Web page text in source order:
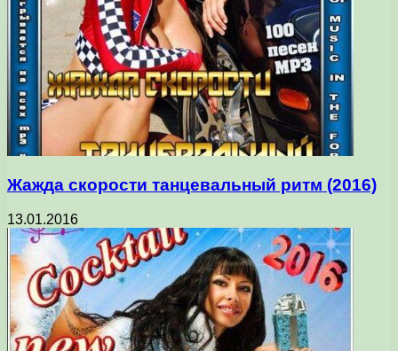
Жажда скорости танцевальный ритм (2016)
13.01.2016